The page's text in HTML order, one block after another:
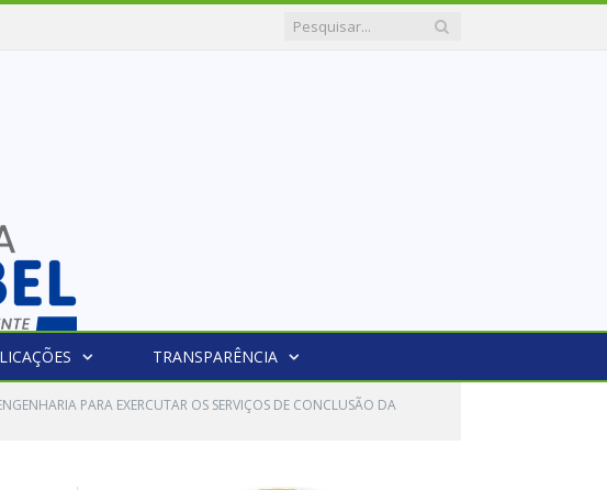
TRANSPARÊNCIA
PARA EXERCUTAR OS SERVIÇOS DE CONCLUSÃO DA